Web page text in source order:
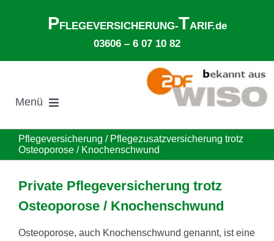
PFLEGEVERSICHERUNG-TARIF.de
03606 – 6 07 10 82
Menü
Suche
nach:
Ø Pflegekosten im Pflegeheim
Pflegeversicherung / Pflegezusatzversicherung trotz
Osteoporose / Knochenschwund
Private Pflegeversicherung trotz
Osteoporose / Knochenschwund
Osteoporose, auch Knochenschwund genannt, ist eine